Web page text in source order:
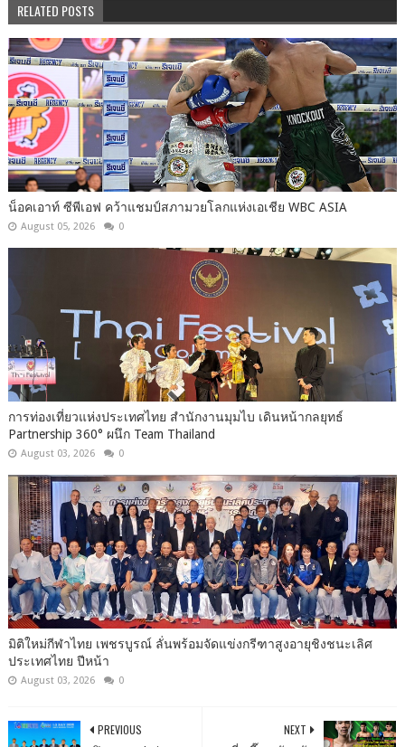
RELATED POSTS
น็อคเอาท์ ซีพีเอฟ คว้าแชมป์สภามวยโลกแห่งเอเชีย WBC ASIA
August 05, 2026 0
การท่องเที่ยวแห่งประเทศไทย สำนักงานมุมไบ เดินหน้ากลยุทธ์
Partnership 360° ผนึก Team Thailand
August 03, 2026 0
มิติใหม่กีฬาไทย เพชรบูรณ์ ลั่นพร้อมจัดแข่งกรีฑาสูงอายุชิงชนะเลิศ
ประเทศไทย ปีหน้า
August 03, 2026 0
NEXT
PREVIOUS